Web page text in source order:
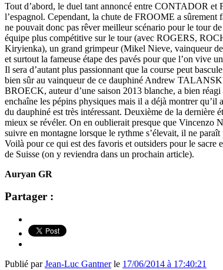
Tout d’abord, le duel tant annoncé entre CONTADOR et
l’espagnol. Cependant, la chute de FROOME a
ne pouvait donc pas rêver meilleur scénario pour le tour
équipe plus compétitive sur le tour (avec ROGERS,
Kiryienka), un grand grimpeur (Mikel Nieve, vainqueur
et surtout la fameuse étape des pavés pour que l’on vive
Il sera d’autant plus passionnant que la course peut
bien sûr au vainqueur de ce dauphiné Andrew
BROECK, auteur d’une saison 2013 blanche, a bien
enchaîne les pépins physiques mais il a déjà montrer
du dauphiné est très intéressant. Deuxième de la dernière
mieux se révéler. On en oublierait presque que
suivre en montagne lorsque le rythme s’élevait, il ne
Voilà pour ce qui est des favoris et outsiders pour le sacre
de Suisse (on y reviendra dans un prochain article).
Auryan GR
Partager :
Publié parJean-Luc Gantnerle 17/06/2014 à 17:40:21